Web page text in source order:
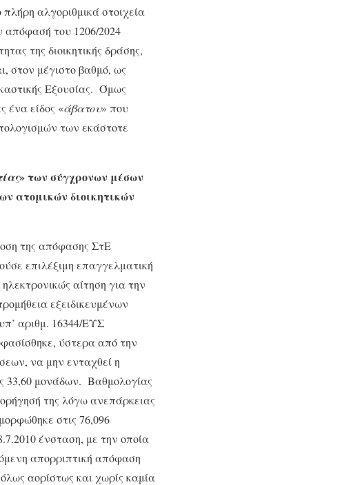
αλγοριθμικά στοιχεία
απόφασή του 1206/2024
της διοικητικής δράσης,
στον μέγιστο βαθμό, ως
Εξουσίας. Όμως
ένα είδος «άβατου» που
των εκάστοτε
» των σύγχρονων μέσων
ατομικών διοικητικών
της απόφασης ΣτΕ
επιλέξιμη επαγγελματική
αίτηση για την
εξειδικευμένων
αριθμ. 16344/ΕΥΣ
ύστερα από την
να μην ενταχθεί η
33,60 μονάδων. Βαθμολογίας
της λόγω ανεπάρκειας
στις 76,096
ένσταση, με την οποία
απορριπτική απόφαση
αορίστως και χωρίς καμία